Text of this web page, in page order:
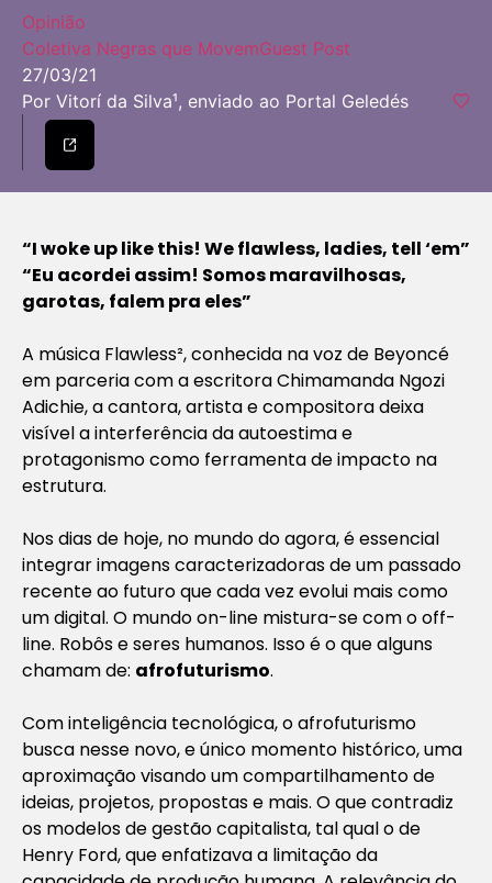
Opinião
Coletiva Negras que MovemGuest Post
27/03/21
Por Vitorí da Silva¹, enviado ao Portal Geledés
“I woke up like this! We flawless, ladies, tell ‘em”
“Eu acordei assim! Somos maravilhosas,
garotas, falem pra eles”
A música Flawless², conhecida na voz de Beyoncé
em parceria com a escritora Chimamanda Ngozi
Adichie, a cantora, artista e compositora deixa
visível a interferência da autoestima e
protagonismo como ferramenta de impacto na
estrutura.
Nos dias de hoje, no mundo do agora, é essencial
integrar imagens caracterizadoras de um passado
recente ao futuro que cada vez evolui mais como
um digital. O mundo on-line mistura-se com o off-
line. Robôs e seres humanos. Isso é o que alguns
chamam de: afrofuturismo.
Com inteligência tecnológica, o afrofuturismo
busca nesse novo, e único momento histórico, uma
aproximação visando um compartilhamento de
ideias, projetos, propostas e mais. O que contradiz
os modelos de gestão capitalista, tal qual o de
Henry Ford, que enfatizava a limitação da